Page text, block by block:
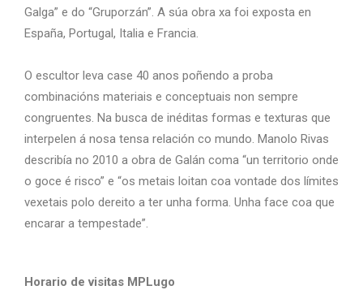
Galga” e do “Gruporzán”. A súa obra xa foi exposta en
España, Portugal, Italia e Francia.
O escultor leva case 40 anos poñendo a proba
combinacións materiais e conceptuais non sempre
congruentes. Na busca de inéditas formas e texturas que
interpelen á nosa tensa relación co mundo. Manolo Rivas
describía no 2010 a obra de Galán coma “un territorio onde
o goce é risco” e “os metais loitan coa vontade dos límites
vexetais polo dereito a ter unha forma. Unha face coa que
encarar a tempestade”.
Horario de visitas MPLugo